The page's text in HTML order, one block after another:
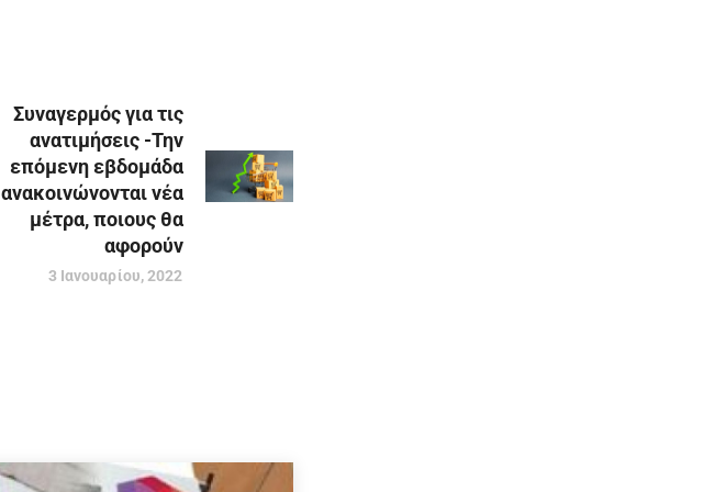
Συναγερμός για τις
ανατιμήσεις -Την
επόμενη εβδομάδα
ανακοινώνονται νέα
μέτρα, ποιους θα
αφορούν
3 Ιανουαρίου, 2022